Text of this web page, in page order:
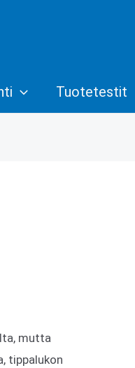
Tuotetestit
mutta
tippalukon